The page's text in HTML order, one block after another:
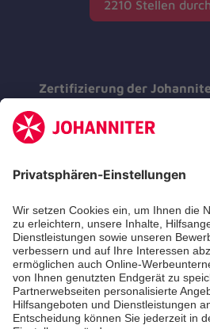
2210 Stellen
Zertifizierung der
Die Johanniter
e.V.